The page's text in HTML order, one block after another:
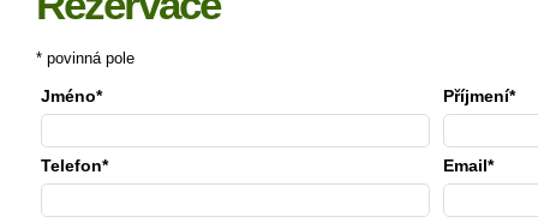
* povinná pole
Jméno* Příjmení*
Telefon* Email*